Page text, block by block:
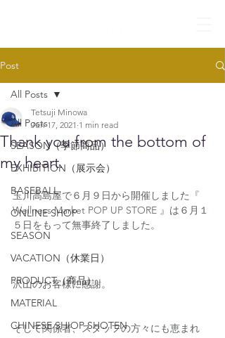
Post
All Posts
SEASON（季節商品）
EXHIBITION（展示会）
BASEBALL
ONLINE SHOP
SEASON
VACATION（休業日）
PRODUCT（商品）
MATERIAL
CHINESE SHIOP SHOTEN
All Posts
Thank you from the bottom of
my heart.
Tetsuji Minowa
Jun 17, 2021 1 min read
玉川高島屋で６月９日から開催しました『
Wellness Market POP UP STORE 』は６月１
５日をもって無事終了しました。
沢山のお客様に感謝。
そして関係者、スタッフの方々にも恵まれ